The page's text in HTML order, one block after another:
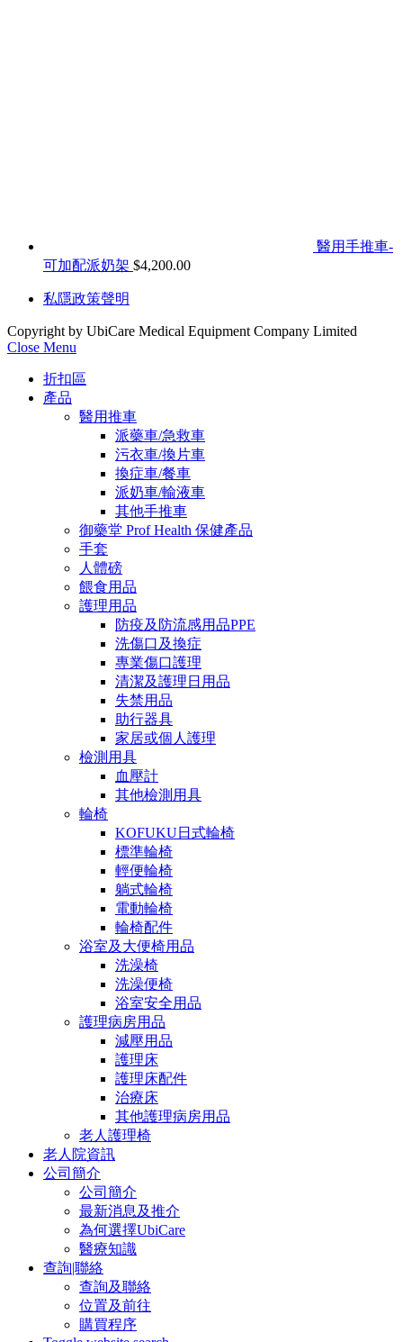
醫用手推車-
可加配派奶架 $4,200.00
私隱政策聲明
Copyright by UbiCare Medical Equipment Company Limited
Close Menu
折扣區
產品
醫用推車
派藥車/急救車
污衣車/換片車
換症車/餐車
派奶車/輸液車
其他手推車
御藥堂 Prof Health 保健產品
手套
人體磅
餵食用品
護理用品
防疫及防流感用品PPE
洗傷口及換症
專業傷口護理
清潔及護理日用品
失禁用品
助行器具
家居或個人護理
檢測用具
血壓計
其他檢測用具
輪椅
KOFUKU日式輪椅
標準輪椅
輕便輪椅
躺式輪椅
電動輪椅
輪椅配件
浴室及大便椅用品
洗澡椅
洗澡便椅
浴室安全用品
護理病房用品
減壓用品
護理床
護理床配件
治療床
其他護理病房用品
老人護理椅
老人院資訊
公司簡介
公司簡介
最新消息及推介
為何選擇UbiCare
醫療知識
查詢|聯絡
查詢及聯絡
位置及前往
購買程序